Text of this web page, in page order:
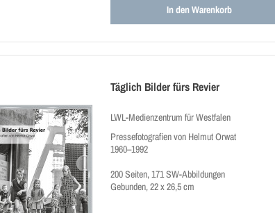
In denWarenkorb
Täglich Bilder fürs Revier
LWL-Medienzentrum für Westfalen
Pressefotografien von Helmut Orwat
1960–1992
200 Seiten, 171 SW-Abbildungen
Gebunden, 22 x 26,5 cm